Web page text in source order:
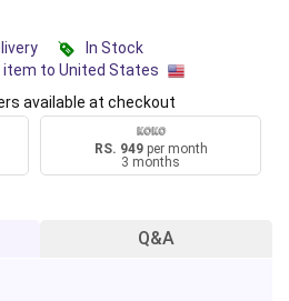
In Stock
item to United States
available at checkout
RS. 949per month
3 months
Q&A